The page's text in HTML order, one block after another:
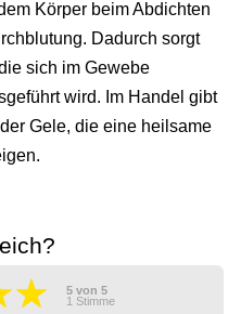
Körper beim Abdichten
Dadurch sorgt
sich im Gewebe
wird. Im Handel gibt
Gele, die eine heilsame
5 von 5
1 Stimme